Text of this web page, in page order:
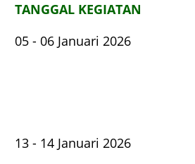
TANGGAL KEGIATAN
05 - 06 Januari 2026
13 - 14 Januari 2026